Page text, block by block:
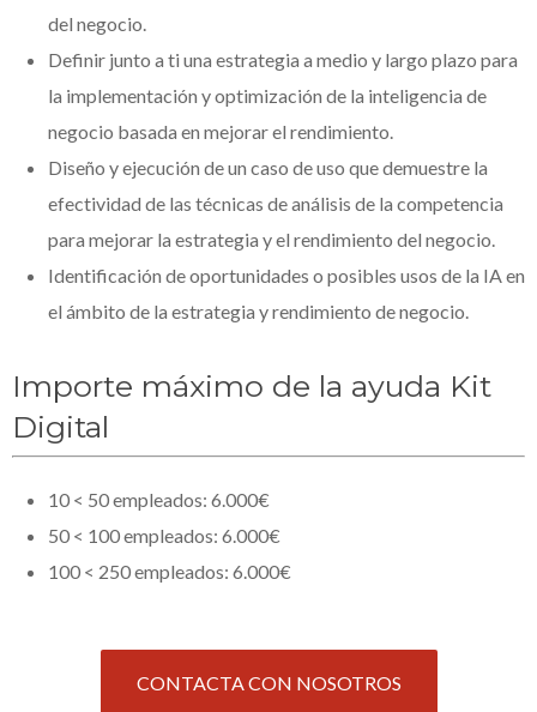
del negocio.
Definir junto a ti una estrategia a medio y largo plazo para
la implementación y optimización de la inteligencia de
negocio basada en mejorar el rendimiento.
Diseño y ejecución de un caso de uso que demuestre la
efectividad de las técnicas de análisis de la competencia
para mejorar la estrategia y el rendimiento del negocio.
Identificación de oportunidades o posibles usos de la IA en
el ámbito de la estrategia y rendimiento de negocio.
Importe máximo de la ayuda Kit
Digital
10 < 50 empleados: 6.000€
50 < 100 empleados: 6.000€
100 < 250 empleados: 6.000€
CONTACTA CON NOSOTROS